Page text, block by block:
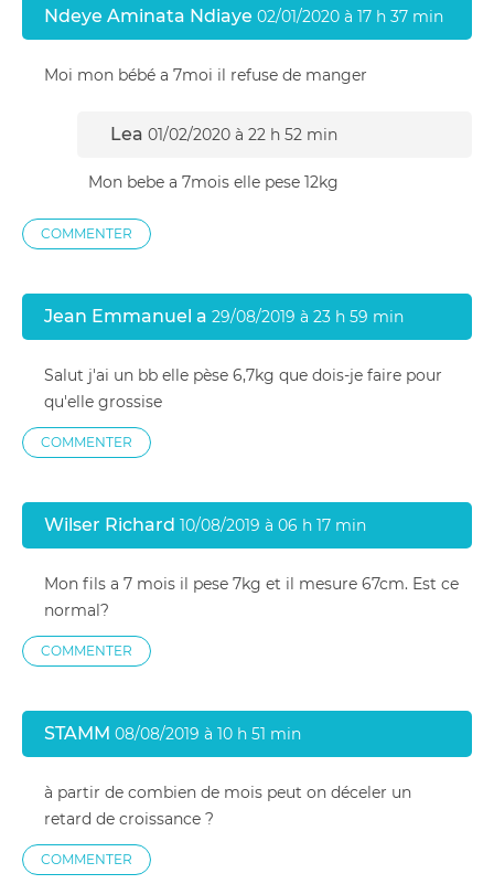
Ndeye Aminata Ndiaye 02/01/2020 à 17 h 37 min
Moi mon bébé a 7moi il refuse de manger
Lea 01/02/2020 à 22 h 52 min
Mon bebe a 7mois elle pese 12kg
COMMENTER
Jean Emmanuel a 29/08/2019 à 23 h 59 min
Salut j'ai un bb elle pèse 6,7kg que dois-je faire pour
qu'elle grossise
COMMENTER
Wilser Richard 10/08/2019 à 06 h 17 min
Mon fils a 7 mois il pese 7kg et il mesure 67cm. Est ce
normal?
COMMENTER
STAMM 08/08/2019 à 10 h 51 min
à partir de combien de mois peut on déceler un
retard de croissance ?
COMMENTER